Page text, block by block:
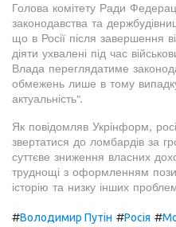
Голова комітету Ради
законодавства та
що в Росії після завершення
діяти ухвалені під час
Влада переглядатиме
обмежень лише в тому
актуальність".
Як повідомляв Укрінформ,
звертатися до ломбардів за
суттєве зниження власних
труднощі з оформленням
історію та низку інших
#Володимир Путін #Росія #